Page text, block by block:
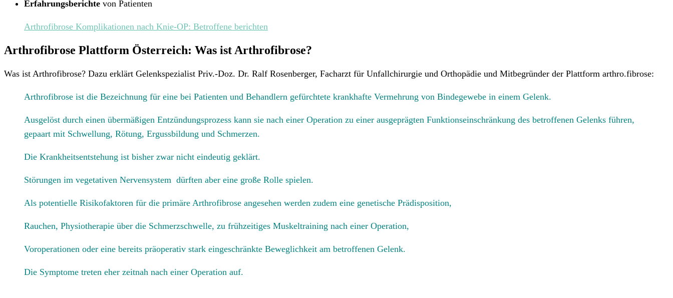
Erfahrungsberichte von Patienten
Arthrofibrose Komplikationen nach Knie-OP: Betroffene berichten
Arthrofibrose Plattform Österreich: Was ist Arthrofibrose?
Was ist Arthrofibrose? Dazu erklärt Gelenkspezialist Priv.-Doz. Dr. Ralf Rosenberger, Facharzt für Unfallchirurgie und Orthopädie und Mitbegründer der Plattform arthro.fibrose:
Arthrofibrose ist die Bezeichnung für eine bei Patienten und Behandlern gefürchtete krankhafte Vermehrung von Bindegewebe in einem Gelenk.
Ausgelöst durch einen übermäßigen Entzündungsprozess kann sie nach einer Operation zu einer ausgeprägten Funktionseinschränkung des betroffenen Gelenks führen,
gepaart mit Schwellung, Rötung, Ergussbildung und Schmerzen.
Die Krankheitsentstehung ist bisher zwar nicht eindeutig geklärt.
Störungen im vegetativen Nervensystem dürften aber eine große Rolle spielen.
Als potentielle Risikofaktoren für die primäre Arthrofibrose angesehen werden zudem eine genetische Prädisposition,
Rauchen, Physiotherapie über die Schmerzschwelle, zu frühzeitiges Muskeltraining nach einer Operation,
Voroperationen oder eine bereits präoperativ stark eingeschränkte Beweglichkeit am betroffenen Gelenk.
Die Symptome treten eher zeitnah nach einer Operation auf.